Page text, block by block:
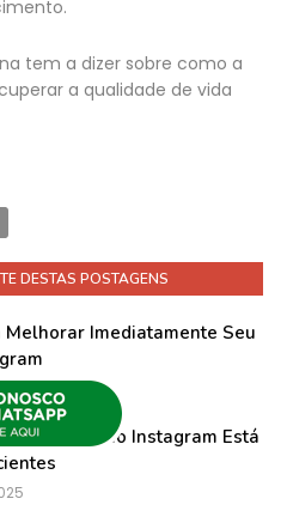
tem a dizer sobre como a
a qualidade de vida
DESTAS POSTAGENS
Melhorar Imediatamente Seu
Seu Perfil no Instagram Está